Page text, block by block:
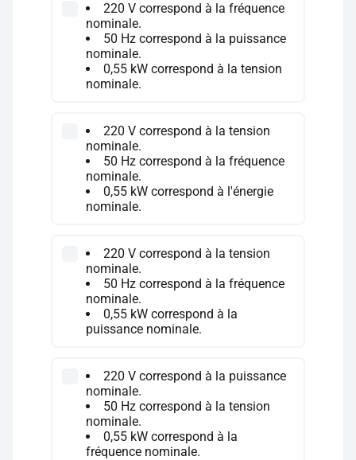
220 V correspond à la fréquence
nominale.
50 Hz correspond à la puissance
nominale.
0,55 kW correspond à la tension
nominale.
220 V correspond à la tension
nominale.
50 Hz correspond à la fréquence
nominale.
0,55 kW correspond à l'énergie
nominale.
220 V correspond à la tension
nominale.
50 Hz correspond à la fréquence
nominale.
0,55 kW correspond à la
puissance nominale.
220 V correspond à la puissance
nominale.
50 Hz correspond à la tension
nominale.
0,55 kW correspond à la
fréquence nominale.